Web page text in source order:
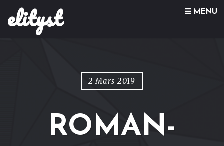
elityst MENU
Skip to content
2 Mars 2019
ROMAN-